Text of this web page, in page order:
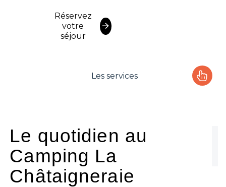
Réservez
votre
séjour
Les services
L'espace Aquatique
Les activités
Les infos pratiques
Le quotidien au
Camping La
Châtaigneraie